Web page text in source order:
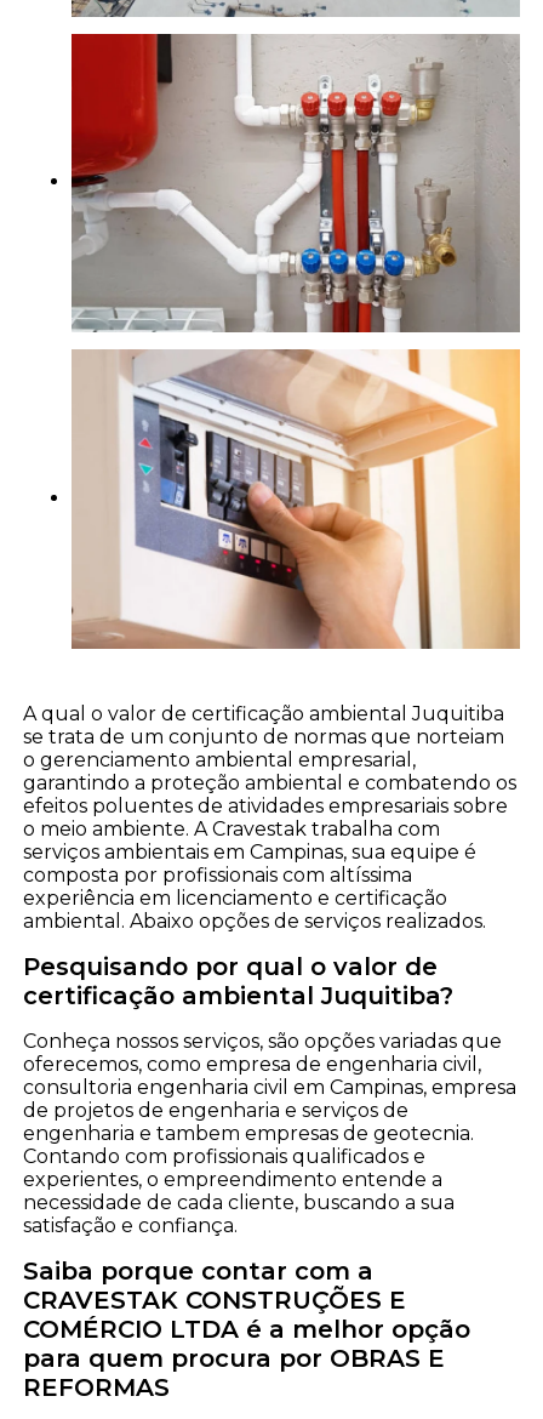
A qual o valor de certificação ambiental Juquitiba
se trata de um conjunto de normas que norteiam
o gerenciamento ambiental empresarial,
garantindo a proteção ambiental e combatendo os
efeitos poluentes de atividades empresariais sobre
o meio ambiente. A Cravestak trabalha com
serviços ambientais em Campinas, sua equipe é
composta por profissionais com altíssima
experiência em licenciamento e certificação
ambiental. Abaixo opções de serviços realizados.
Pesquisando por qual o valor de
certificação ambiental Juquitiba?
Conheça nossos serviços, são opções variadas que
oferecemos, como empresa de engenharia civil,
consultoria engenharia civil em Campinas, empresa
de projetos de engenharia e serviços de
engenharia e tambem empresas de geotecnia.
Contando com profissionais qualificados e
experientes, o empreendimento entende a
necessidade de cada cliente, buscando a sua
satisfação e confiança.
Saiba porque contar com a
CRAVESTAK CONSTRUÇÕES E
COMÉRCIO LTDA é a melhor opção
para quem procura por OBRAS E
REFORMAS